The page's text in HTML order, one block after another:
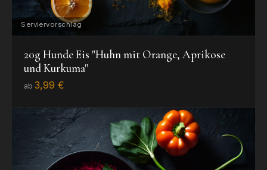
20g Hunde Eis "Huhn mit Orange, Aprikose
und Kurkuma"
ab 3,99 €